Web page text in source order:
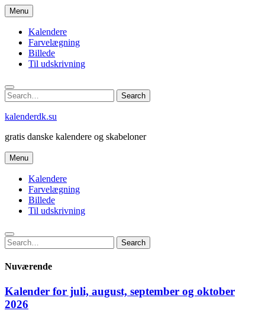
Skip
to
content
Menu
Kalendere
Farvelægning
Billede
Til udskrivning
Search
for:
Search
kalenderdk.su
gratis danske kalendere og skabeloner
Menu
Kalendere
Farvelægning
Billede
Til udskrivning
Search
for:
Search
Nuværende
Kalender for juli, august, september og oktober
2026